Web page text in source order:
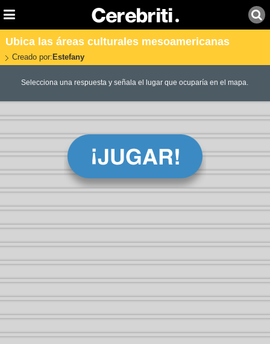
Ubica las áreas culturales mesoamericanas
Creado por: Estefany
Selecciona una respuesta y señala el lugar que ocuparía en el mapa.